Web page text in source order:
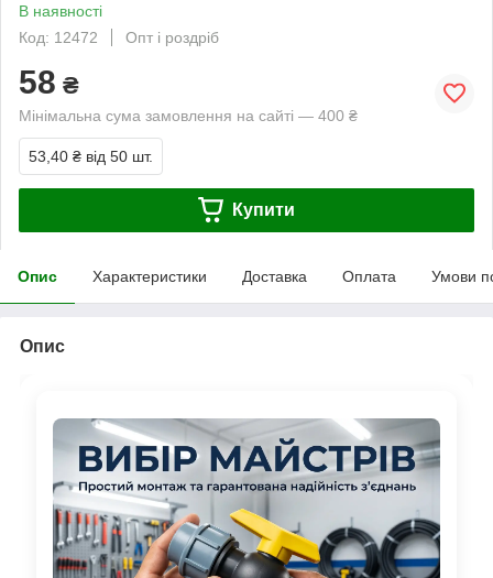
В наявності
Код: 12472
Опт і роздріб
58 ₴
Мінімальна сума замовлення на сайті — 400 ₴
53,40 ₴ від 50 шт.
Купити
Опис Характеристики Доставка Оплата Умови
Опис